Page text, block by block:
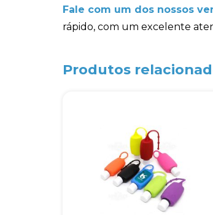
Fale com um dos nossos
rápido, com um excelente
Produtos